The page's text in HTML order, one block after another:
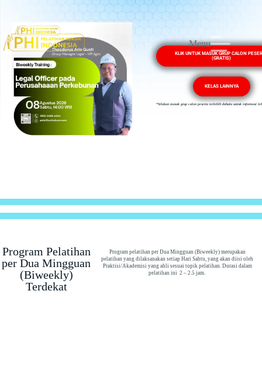
Menu
KLIK UNTUK MASUK GRUP CALON
(GRATIS)
KELAS LAINNYA
*Silakan masuk grup calon peserta terlebih dahulu untuk informasi
Program Pelatihan
per Dua Mingguan
(Biweekly)
Terdekat
Program pelatihan per Dua Mingguan (Biweekly) merupakan
pelatihan yang dilaksanakan setiap Hari Sabtu, yang akan diisi oleh
Praktisi/Akademisi yang ahli sesuai topik pelatihan. Durasi dalam
pelatihan ini 2 – 2.5 jam.